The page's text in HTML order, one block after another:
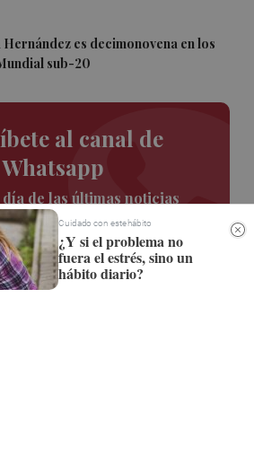
es decimonovena en los
sub-20
al canal de
Whatsapp
de las últimas noticias
suscribirme!
Cuidado con este hábito
¿Y si el problema no
fuera el estrés, sino un
hábito diario?